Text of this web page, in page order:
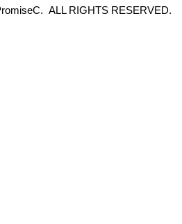
ALL RIGHTS RESERVED.